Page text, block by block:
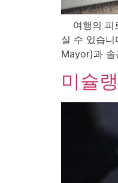
여행의 피
실 수 있습
Mayor)과
미슐